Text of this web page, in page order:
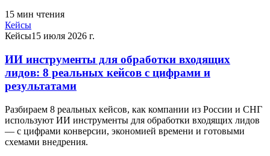
15 мин чтения
Кейсы
Кейсы15 июля 2026 г.
ИИ инструменты для обработки входящих
лидов: 8 реальных кейсов с цифрами и
результатами
Разбираем 8 реальных кейсов, как компании из России и СНГ
используют ИИ инструменты для обработки входящих лидов
— с цифрами конверсии, экономией времени и готовыми
схемами внедрения.